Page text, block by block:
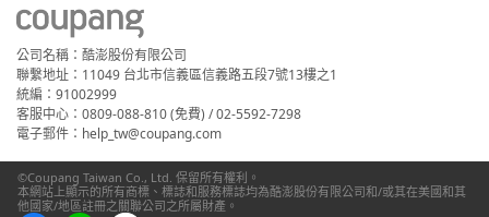
公司名稱：酷澎股份有限公司
聯繫地址：11049 台北市信義區信義路五段7號13樓之1
統編：91002999
客服中心：0809-088-810 (免費) / 02-5592-7298
電子郵件：help_tw@coupang.com
©Coupang Taiwan Co., Ltd. 保留所有權利。
本網站上顯示的所有商標、標誌和服務標誌均為酷澎股份有限公司和/或其在美國和其
他國家/地區註冊之關聯公司之所屬財產。